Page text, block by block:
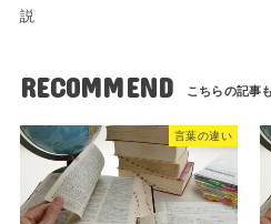
説
RECOMMEND
言葉の違い